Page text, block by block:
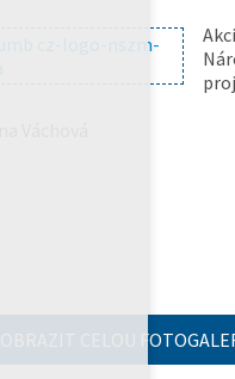
ZOBRAZIT CELOU